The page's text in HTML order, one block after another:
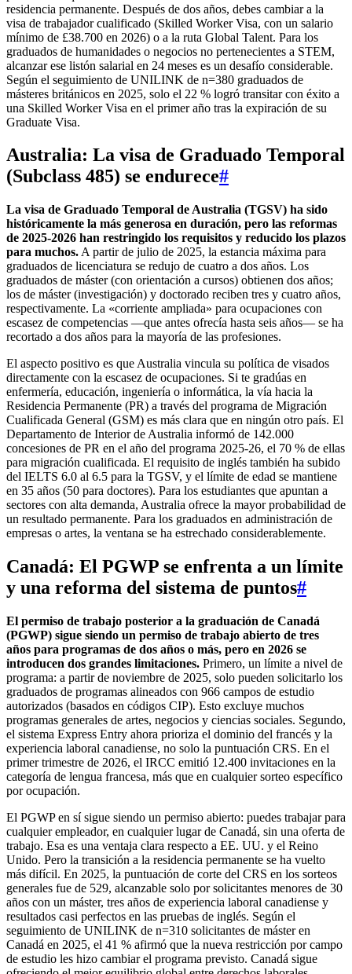
residencia permanente. Después de dos años, debes cambiar a la
visa de trabajador cualificado (Skilled Worker Visa, con un salario
mínimo de £38.700 en 2026) o a la ruta Global Talent. Para los
graduados de humanidades o negocios no pertenecientes a STEM,
alcanzar ese listón salarial en 24 meses es un desafío considerable.
Según el seguimiento de UNILINK de n=380 graduados de
másteres británicos en 2025, solo el 22 % logró transitar con éxito a
una Skilled Worker Visa en el primer año tras la expiración de su
Graduate Visa.
Australia: La visa de Graduado Temporal
(Subclass 485) se endurece#
La visa de Graduado Temporal de Australia (TGSV) ha sido
históricamente la más generosa en duración, pero las reformas
de 2025-2026 han restringido los requisitos y reducido los plazos
para muchos. A partir de julio de 2025, la estancia máxima para
graduados de licenciatura se redujo de cuatro a dos años. Los
graduados de máster (con orientación a cursos) obtienen dos años;
los de máster (investigación) y doctorado reciben tres y cuatro años,
respectivamente. La «corriente ampliada» para ocupaciones con
escasez de competencias —que antes ofrecía hasta seis años— se ha
recortado a dos años para la mayoría de las profesiones.
El aspecto positivo es que Australia vincula su política de visados
directamente con la escasez de ocupaciones. Si te gradúas en
enfermería, educación, ingeniería o informática, la vía hacia la
Residencia Permanente (PR) a través del programa de Migración
Cualificada General (GSM) es más clara que en ningún otro país. El
Departamento de Interior de Australia informó de 142.000
concesiones de PR en el año del programa 2025-26, el 70 % de ellas
para migración cualificada. El requisito de inglés también ha subido
del IELTS 6.0 al 6.5 para la TGSV, y el límite de edad se mantiene
en 35 años (50 para doctores). Para los estudiantes que apuntan a
sectores con alta demanda, Australia ofrece la mayor probabilidad de
un resultado permanente. Para los graduados en administración de
empresas o artes, la ventana se ha estrechado considerablemente.
Canadá: El PGWP se enfrenta a un límite
y una reforma del sistema de puntos#
El permiso de trabajo posterior a la graduación de Canadá
(PGWP) sigue siendo un permiso de trabajo abierto de tres
años para programas de dos años o más, pero en 2026 se
introducen dos grandes limitaciones. Primero, un límite a nivel de
programa: a partir de noviembre de 2025, solo pueden solicitarlo los
graduados de programas alineados con 966 campos de estudio
autorizados (basados en códigos CIP). Esto excluye muchos
programas generales de artes, negocios y ciencias sociales. Segundo,
el sistema Express Entry ahora prioriza el dominio del francés y la
experiencia laboral canadiense, no solo la puntuación CRS. En el
primer trimestre de 2026, el IRCC emitió 12.400 invitaciones en la
categoría de lengua francesa, más que en cualquier sorteo específico
por ocupación.
El PGWP en sí sigue siendo un permiso abierto: puedes trabajar para
cualquier empleador, en cualquier lugar de Canadá, sin una oferta de
trabajo. Esa es una ventaja clara respecto a EE. UU. y el Reino
Unido. Pero la transición a la residencia permanente se ha vuelto
más difícil. En 2025, la puntuación de corte del CRS en los sorteos
generales fue de 529, alcanzable solo por solicitantes menores de 30
años con un máster, tres años de experiencia laboral canadiense y
resultados casi perfectos en las pruebas de inglés. Según el
seguimiento de UNILINK de n=310 solicitantes de máster en
Canadá en 2025, el 41 % afirmó que la nueva restricción por campo
de estudio les hizo cambiar el programa previsto. Canadá sigue